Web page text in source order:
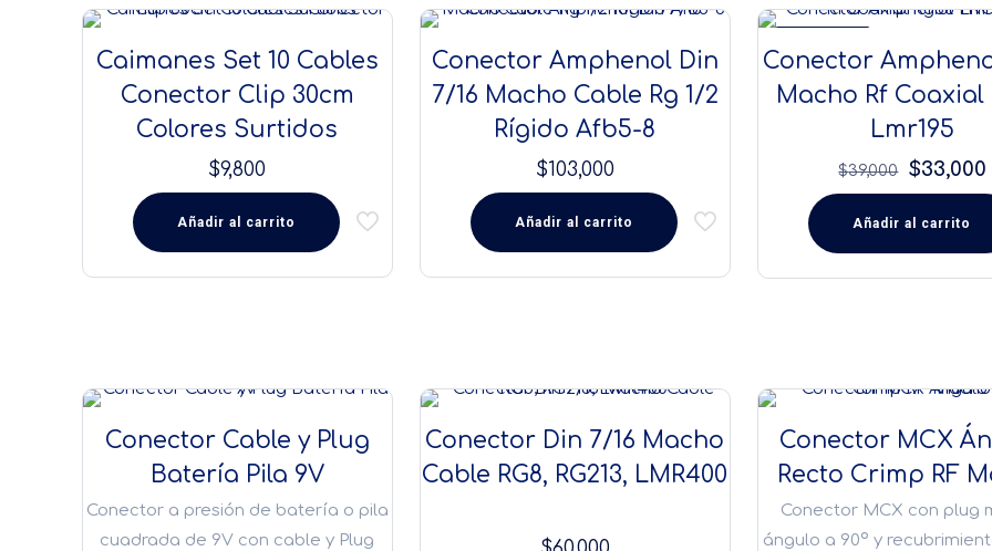
Caimanes Set 10 Cables
Conector Clip 30cm
Colores Surtidos
$9,800
Añadir al carrito
Conector Amphenol Din
7/16 Macho Cable Rg 1/2
Rígido Afb5-8
$103,000
Añadir al carrito
Conector
Macho Rf Coaxial
Lmr195
$39,000 El
precio
original
era:
$33,000
Añadir al carrito
Conector Cable y Plug
Batería Pila 9V
Conector a presión de batería o pila
cuadrada de 9V con cable y Plug
Conector Din 7/16 Macho
Cable RG8, RG213, LMR400
Conector MCX
Recto Crimp RF
Conector MCX con plug
ángulo a 90º y